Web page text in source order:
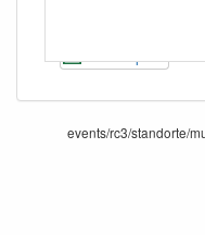
events/rc3/standorte/